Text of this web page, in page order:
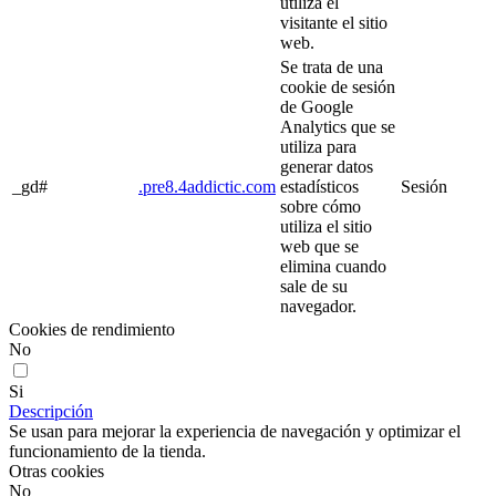
visitante el sitio
web.
_gd# .pre8.4addictic.com
Se trata de una
cookie de sesión
de Google
Analytics que se
utiliza para
generar datos
estadísticos
sobre cómo
utiliza el sitio
web que se
elimina cuando
sale de su
navegador.
Sesión
Cookies de rendimiento
No
Si
Descripción
Se usan para mejorar la experiencia de navegación y optimizar el
funcionamiento de la tienda.
Otras cookies
No